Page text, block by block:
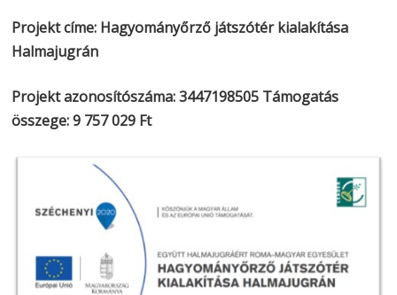
Projekt címe: Hagyományőrző játszótér kialakítása
Halmajugrán
Projekt azonosítószáma: 3447198505 Támogatás
összege: 9 757 029 Ft